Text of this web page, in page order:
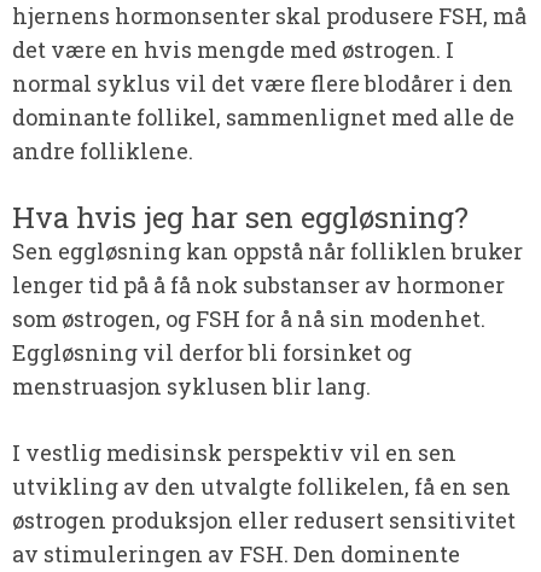
hjernens hormonsenter skal produsere FSH, må
det være en hvis mengde med østrogen. I
normal syklus vil det være flere blodårer i den
dominante follikel, sammenlignet med alle de
andre folliklene.
Hva hvis jeg har sen eggløsning?
Sen eggløsning kan oppstå når folliklen bruker
lenger tid på å få nok substanser av hormoner
som østrogen, og FSH for å nå sin modenhet.
Eggløsning vil derfor bli forsinket og
menstruasjon syklusen blir lang.
I vestlig medisinsk perspektiv vil en sen
utvikling av den utvalgte follikelen, få en sen
østrogen produksjon eller redusert sensitivitet
av stimuleringen av FSH. Den dominente